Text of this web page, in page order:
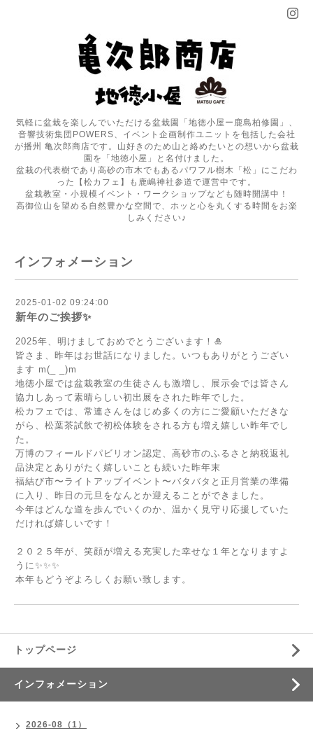
気軽に盆栽を楽しんでいただける盆栽園「地徳小屋ー鹿島柏修園」、
音響技術集団POWERS、イベント企画制作ユニットを包括した会社
が播州 亀次郎商店です。山好きのため山と絡めたいとの想いから盆栽
園を「地徳小屋」と名付けました。
盆栽の代表樹であり高砂の市木でもあるパワフル樹木「松」にこだわ
った【松カフェ】も鹿嶋神社参道で運営中です。
盆栽教室・小規模イベント・ワークショップなども随時開講中！
高御位山を望める自然豊かな空間で、ホッと心を丸くする時間をお楽
しみください♪
インフォメーション
2025-01-02 09:24:00
新年のご挨拶✨
2025年、明けましておめでとうございます！🎍
皆さま、昨年はお世話になりました。いつもありがとうござい
ます m(_ _)m
地徳小屋では盆栽教室の生徒さんも激増し、展示会では皆さん
協力しあって素晴らしい初出展をされた昨年でした。
松カフェでは、常連さんをはじめ多くの方にご愛顧いただきな
がら、松葉茶試飲で初松体験をされる方も増え嬉しい昨年でし
た。
万博のフィールドパビリオン認定、高砂市のふるさと納税返礼
品決定とありがたく嬉しいことも続いた昨年末
福結び市〜ライトアップイベント〜バタバタと正月営業の準備
に入り、昨日の元旦をなんとか迎えることができました。
今年はどんな道を歩んでいくのか、温かく見守り応援していた
だければ嬉しいです！
２０２５年が、笑顔が増える充実した幸せな１年となりますよ
うに✨✨✨
本年もどうぞよろしくお願い致します。
トップページ
インフォメーション
2026-08（1）